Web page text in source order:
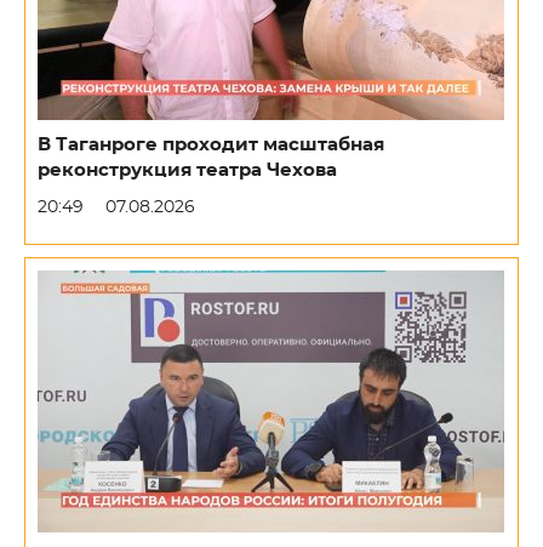
В Таганроге проходит масштабная
реконструкция театра Чехова
20:49 07.08.2026